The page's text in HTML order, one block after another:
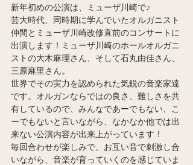
新年初めの公演は、ミューザ川崎で♪
芸大時代、同時期に学んでいたオルガニスト
仲間とミューザ川崎改修直前のコンサートに
出演します！ミューザ川崎のホールオルガニ
ストの大木麻理さん、そして石丸由佳さん、
三原麻里さん。
世界でその実力を認められた気鋭の音楽家達
です。オルガンならではの良さ、難しさを共
有しているので、みんなであーでもない、こ
ーでもないと言いながら、なかなか他では出
来ない公演内容が出来上がっています！
毎回合わせが楽しみで、お互い音で刺激し合
いながら、音楽が育っていくのを感じていま